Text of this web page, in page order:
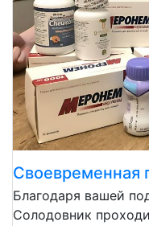
Своевременная
Благодаря вашей
Солодовник